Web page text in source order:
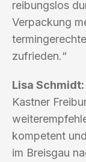
reibungslos
Verpackung
zufrieden.“
Lisa Schmidt:
Kastner
kompetent
im Breisgau